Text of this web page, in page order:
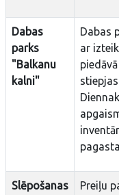
Dabas
parks
"Balkanu
kalni"
Dabas
ar
Slēpošanas
Preiļu